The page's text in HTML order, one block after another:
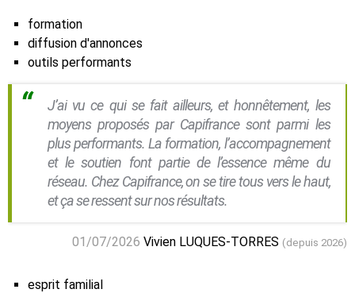
formation
diffusion d'annonces
outils performants
J’ai vu ce qui se fait ailleurs, et honnêtement, les
moyens proposés par Capifrance sont parmi les
plus performants. La formation, l’accompagnement
et le soutien font partie de l’essence même du
réseau. Chez Capifrance, on se tire tous vers le haut,
et ça se ressent sur nos résultats.
01/07/2026 Vivien LUQUES-TORRES (depuis 2026)
esprit familial